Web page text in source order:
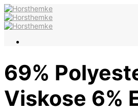
69%
Viskose 6%